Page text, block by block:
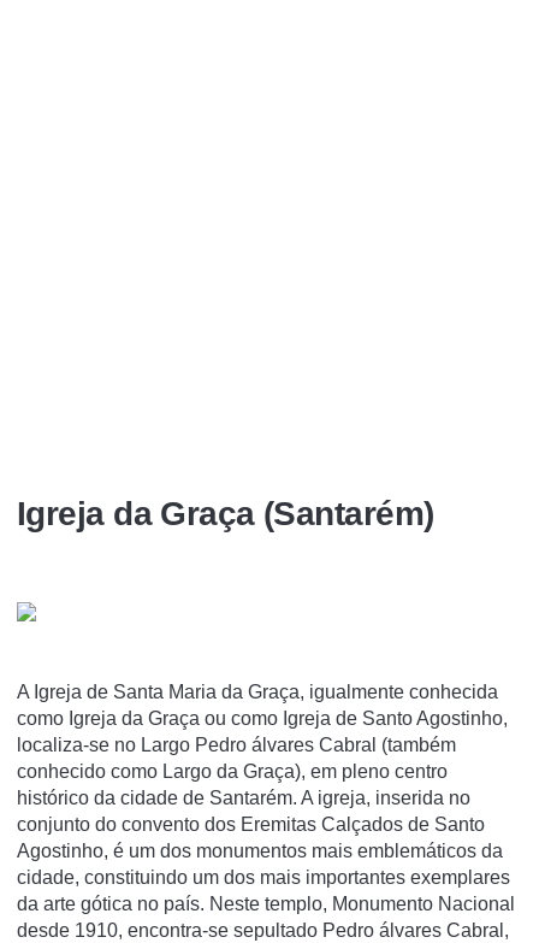
Igreja da Graça (Santarém)
A Igreja de Santa Maria da Graça, igualmente conhecida
como Igreja da Graça ou como Igreja de Santo Agostinho,
localiza-se no Largo Pedro álvares Cabral (também
conhecido como Largo da Graça), em pleno centro
histórico da cidade de Santarém. A igreja, inserida no
conjunto do convento dos Eremitas Calçados de Santo
Agostinho, é um dos monumentos mais emblemáticos da
cidade, constituindo um dos mais importantes exemplares
da arte gótica no paí­s. Neste templo, Monumento Nacional
desde 1910, encontra-se sepultado Pedro álvares Cabral,